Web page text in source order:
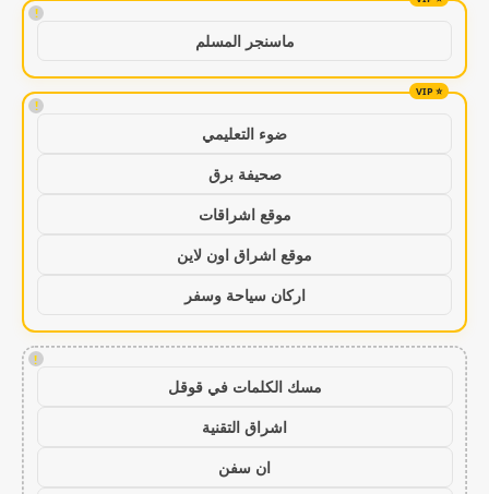
!
ماسنجر المسلم
!
ضوء التعليمي
صحيفة برق
موقع اشراقات
موقع اشراق اون لاين
اركان سياحة وسفر
!
مسك الكلمات في قوقل
اشراق التقنية
ان سفن